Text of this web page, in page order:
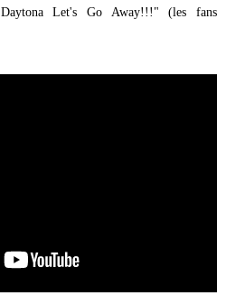
Let's Go Away!!!" (les fans